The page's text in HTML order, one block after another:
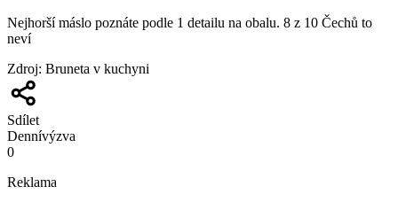
Nejhorší máslo poznáte podle 1 detailu na obalu. 8 z 10 Čechů to
neví
Zdroj: Bruneta v kuchyni
Sdílet
Dennívýzva
0
Reklama